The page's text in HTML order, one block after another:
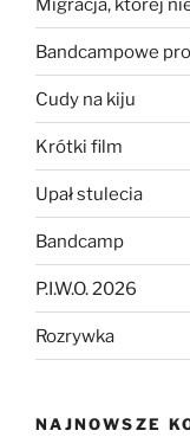
Bandcampowe
Cudy na kiju
Krótki film
Upał stulecia
Bandcamp
P.I.W.O. 2026
Rozrywka
NAJNOWSZE